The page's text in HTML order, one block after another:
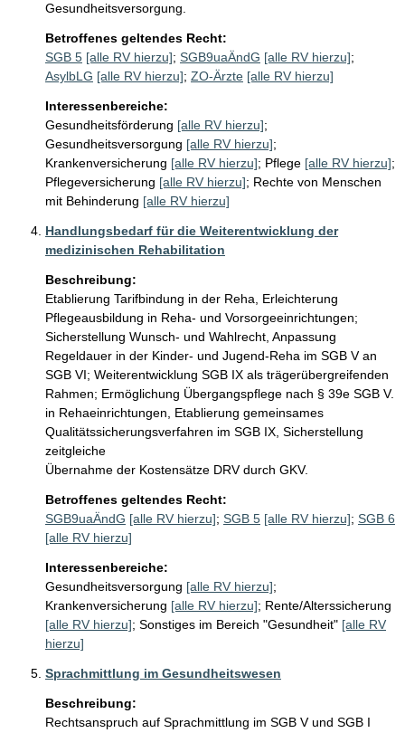
Gesundheitsversorgung.
Betroffenes geltendes Recht:
SGB 5 [alle RV hierzu]; SGB9uaÄndG [alle RV hierzu];
AsylbLG [alle RV hierzu]; ZO-Ärzte [alle RV hierzu]
Interessenbereiche:
Gesundheitsförderung [alle RV hierzu];
Gesundheitsversorgung [alle RV hierzu];
Krankenversicherung [alle RV hierzu]; Pflege [alle RV hierzu];
Pflegeversicherung [alle RV hierzu]; Rechte von Menschen
mit Behinderung [alle RV hierzu]
Handlungsbedarf für die Weiterentwicklung der
medizinischen Rehabilitation
Beschreibung:
Etablierung Tarifbindung in der Reha, Erleichterung
Pflegeausbildung in Reha- und Vorsorgeeinrichtungen;
Sicherstellung Wunsch- und Wahlrecht, Anpassung
Regeldauer in der Kinder- und Jugend-Reha im SGB V an
SGB VI; Weiterentwicklung SGB IX als trägerübergreifenden
Rahmen; Ermöglichung Übergangspflege nach § 39e SGB V.
in Rehaeinrichtungen, Etablierung gemeinsames
Qualitätssicherungsverfahren im SGB IX, Sicherstellung
zeitgleiche
Übernahme der Kostensätze DRV durch GKV.
Betroffenes geltendes Recht:
SGB9uaÄndG [alle RV hierzu]; SGB 5 [alle RV hierzu]; SGB 6
[alle RV hierzu]
Interessenbereiche:
Gesundheitsversorgung [alle RV hierzu];
Krankenversicherung [alle RV hierzu]; Rente/Alterssicherung
[alle RV hierzu]; Sonstiges im Bereich "Gesundheit" [alle RV
hierzu]
Sprachmittlung im Gesundheitswesen
Beschreibung:
Rechtsanspruch auf Sprachmittlung im SGB V und SGB I